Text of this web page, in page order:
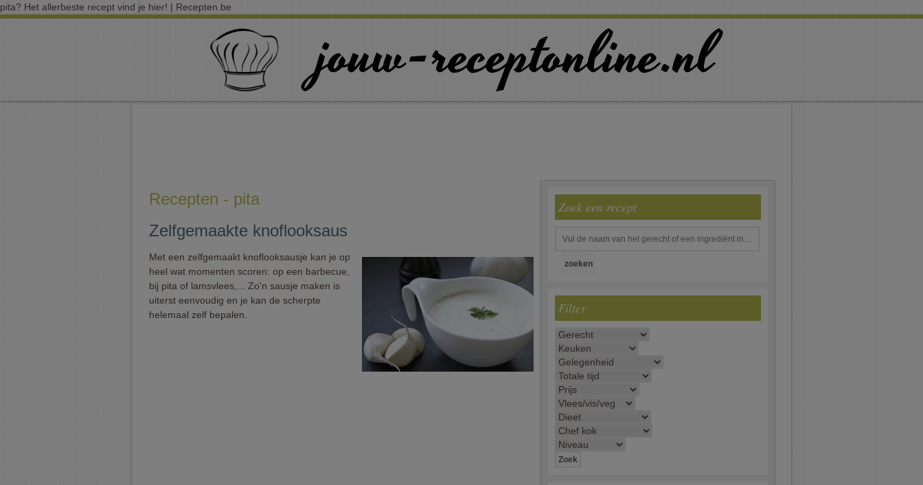
pita? Het allerbeste recept vind je hier! | Recepten.be
Recepten - pita
Zelfgemaakte knoflooksaus
Met een zelfgemaakt knoflooksausje kan je op
heel wat momenten scoren: op een barbecue,
bij pita of lamsvlees,... Zo'n sausje maken is
uiterst eenvoudig en je kan de scherpte
helemaal zelf bepalen.
Zoek een recept
Filter